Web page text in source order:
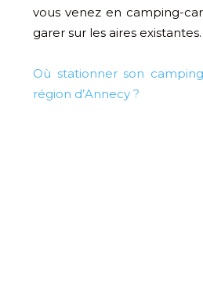
vous venez en camping-
garer sur les aires existantes.
Où stationner son
région d’Annecy ?